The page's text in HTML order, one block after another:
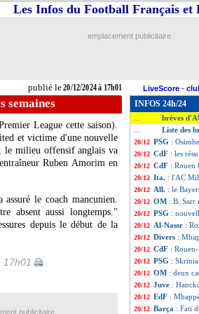
publié le20/12/2024 à 17h01
Les Infos du Football Français et
emplacement publicitaire
LiveScore -
semaines
League cette saison).
et victime d'une nouvelle
le milieu offensif anglais va
Ruben Amorim en
le coach mancunien.
absent aussi longtemps."
depuis le début de la
17h01
INFOS 24h/24
brèves
Liste des
20/12 PSG :
20/12 CdF : les
20/12 CdF :
20/12 Ita. : l'AC
20/12 All. : le
20/12 OM : B. Sarr
20/12 PSG :
20/12 Al-Nassr :
20/12 Divers :
20/12 CdF :
20/12 PSG :
20/12 OM : deux
20/12 Juve :
20/12 EdF :
20/12 Barça : Fati
publicitaire